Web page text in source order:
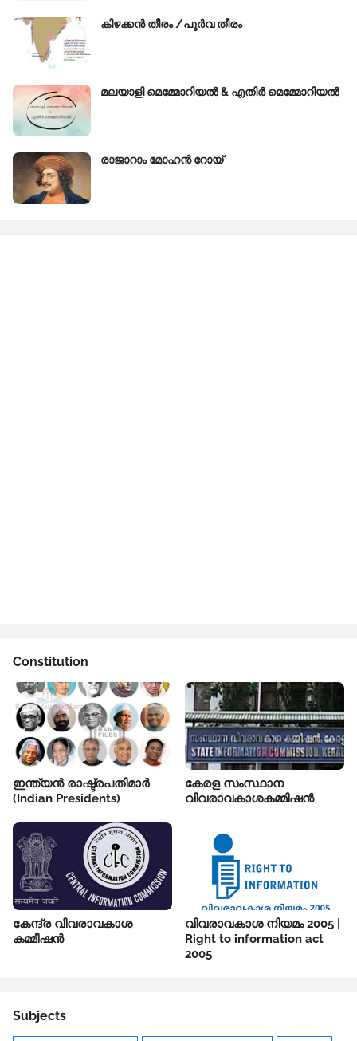
കിഴക്കന്‍ തീരം /പൂർവ തീരം
മലയാളി മെമ്മോറിയൽ & എതിർ മെമ്മോറിയൽ
രാജാറാം മോഹൻ റോയ്‌
Constitution
ഇന്ത്യൻ രാഷ്ട്രപതിമാർ
(Indian Presidents)
കേരള സംസ്ഥാന
വിവരാവകാശകമ്മിഷൻ
കേന്ദ്ര വിവരാവകാശ
കമ്മീഷൻ
വിവരാവകാശ നിയമം 2005 |
Right to information act
2005
Subjects